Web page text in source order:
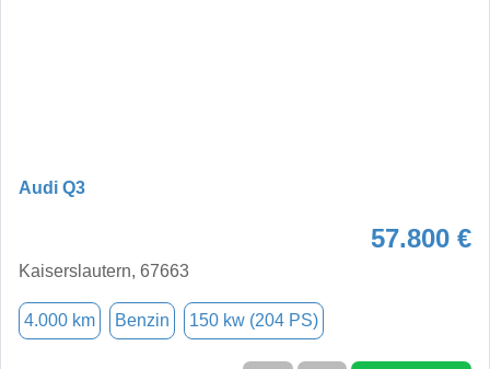
Audi Q3
57.800 €
Kaiserslautern, 67663
4.000 km Benzin 150 kw (204 PS)